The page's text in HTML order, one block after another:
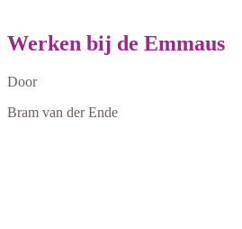
Werken bij de Emmaus
Door
Bram van der Ende